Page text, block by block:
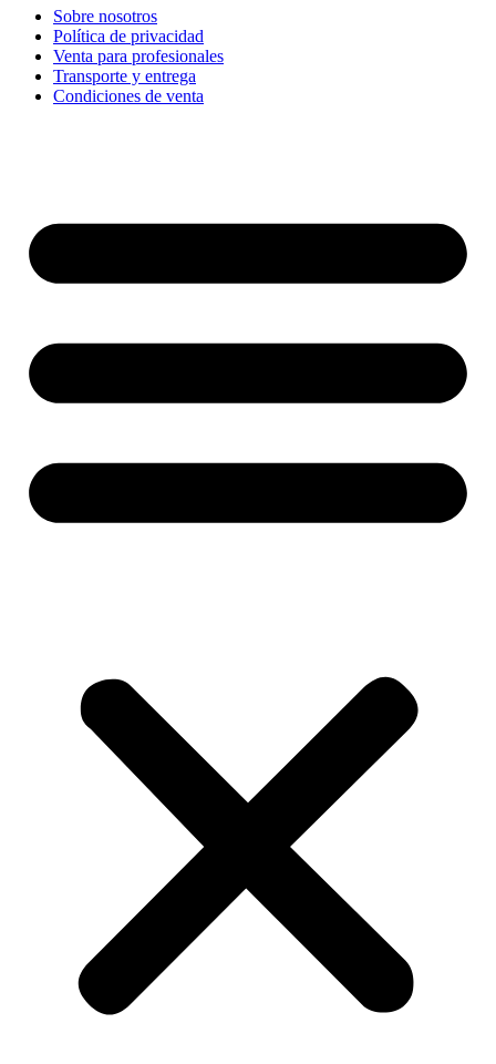
Sobre nosotros
Política de privacidad
Venta para profesionales
Transporte y entrega
Condiciones de venta